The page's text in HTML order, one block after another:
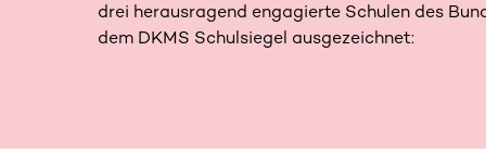
drei herausragend engagierte Schulen des
dem DKMS Schulsiegel ausgezeichnet: